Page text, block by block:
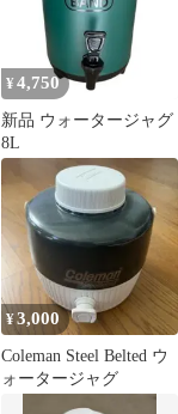
¥ 4,750
新品 ウォータージャグ
8L
¥3,000
Coleman Steel Belted ウ
ォータージャグ